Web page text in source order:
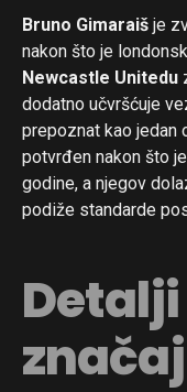
Bruno Gimaraiš je
nakon što je
Newcastle Unitedu
dodatno učvršćuje
prepoznat kao jedan
potvrđen nakon što
godine, a njegov
podiže standarde